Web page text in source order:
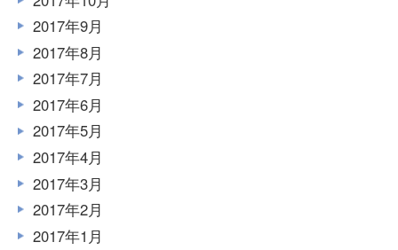
2017年9月
2017年8月
2017年7月
2017年6月
2017年5月
2017年4月
2017年3月
2017年2月
2017年1月